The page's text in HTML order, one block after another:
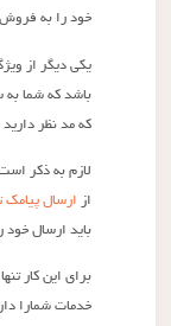
خود را به فروش
یکی دیگر از
باشد که شما به
که مد نظر دارید
لازم به ذکر است
ارسال پیامک
باید ارسال خود
برای این کار
خدمات شمارا